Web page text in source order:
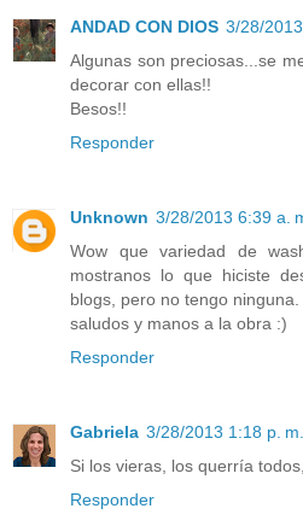
ANDAD CON DIOS 3/28/
Algunas son preciosas...se
decorar con ellas!!
Besos!!
Responder
Unknown 3/28/2013 6:39 a.
Wow que variedad de
mostranos lo que hiciste
blogs, pero no tengo ninguna.
saludos y manos a la obra :)
Responder
Gabriela 3/28/2013 1:18 p. m.
Si los vieras, los querría
Responder